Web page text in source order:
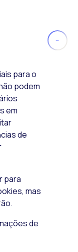
para o
podem
em
de
para
, mas
de